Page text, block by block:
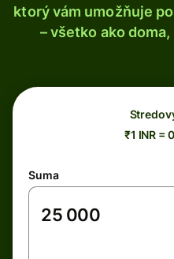
ktorý vám umožňuje
– všetko ako
₹1 INR =
Suma